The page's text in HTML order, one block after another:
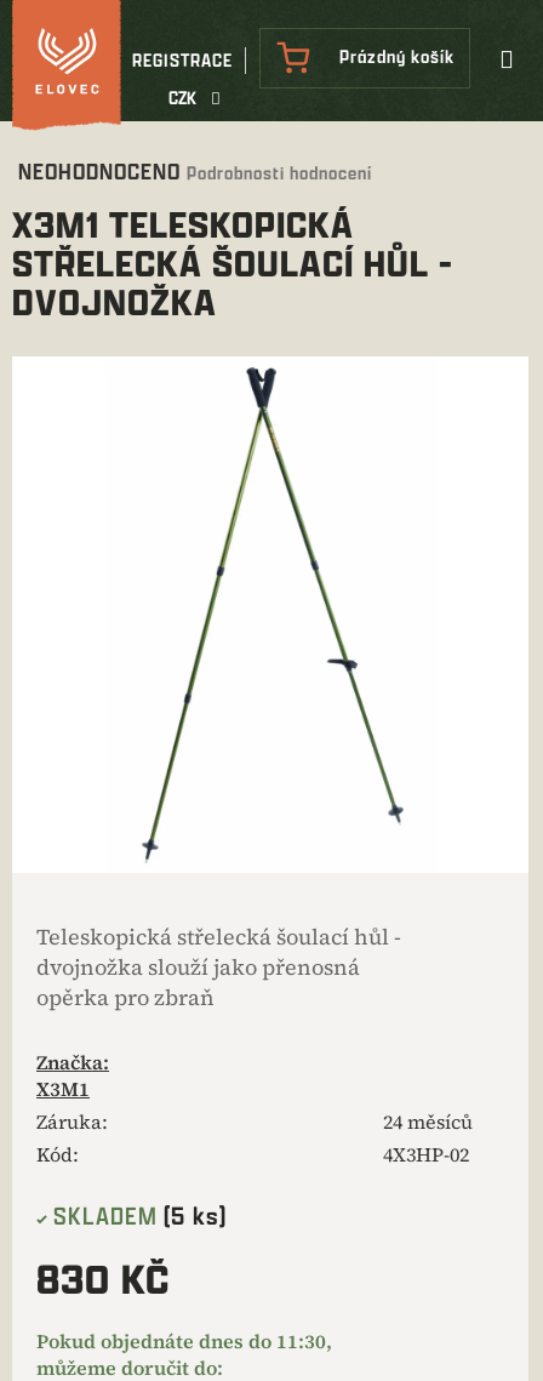
Přejít
na
obsah
CZK
REGISTRACE
NÁKUPNÍ
KOŠÍK
Prázdný košík
Průměrné
produktu
je
0,0
z
hvězdiček.
NEOHODNOCENO Podrobnosti hodnocení
X3M1 TELESKOPICKÁ
STŘELECKÁ ŠOULACÍ HŮL -
DVOJNOŽKA
Teleskopická střelecká šoulací hůl -
dvojnožka slouží jako přenosná
opěrka pro zbraň
Značka:
X3M1
Záruka:
24 měsíců
Kód:
4X3HP-02
SKLADEM (5 ks)
830 KČ